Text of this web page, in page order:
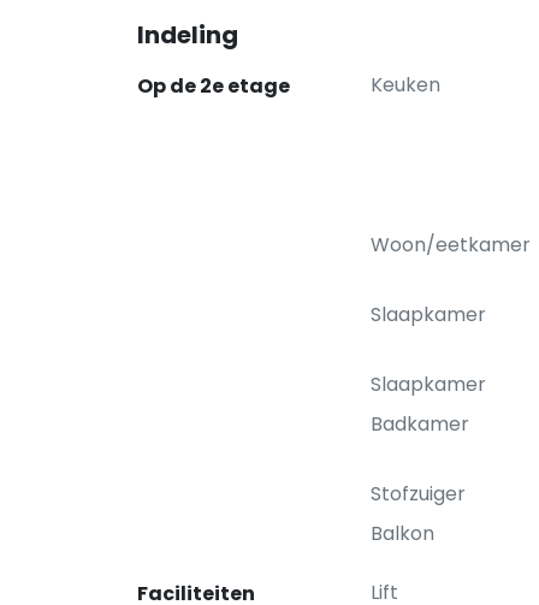
Indeling
Op de 2e etage Keuken
Woon/eetkamer
Slaapkamer
Slaapkamer
Badkamer
Stofzuiger
Balkon
Faciliteiten Lift